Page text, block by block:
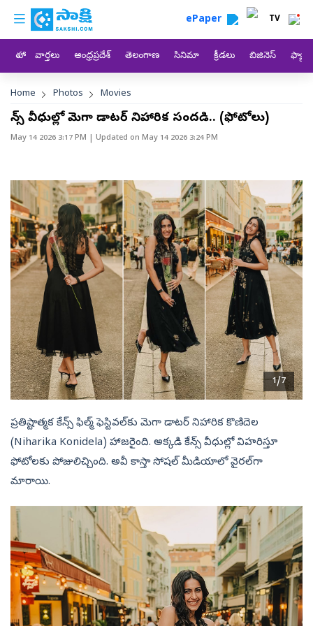
Skip to main content
custom menu ePaper TV
హోం వార్తలు ఆంధ్రప్రదేశ్ తెలంగాణ సినిమా క్రీడలు బిజినెస్
Breadcrumb
Home Photos Movies
కేన్స్ వీధుల్లో మెగా డాటర్ నిహారిక సందడి.. (ఫోటోలు)
May 14 2026 3:17 PM | Updated on May 14 2026 3:24 PM
1/7
ప్రతిష్టాత్మక కేన్స్ ఫిల్మ్ ఫెస్టివల్‌కు మెగా డాటర్ నిహారిక కొణిదెల
(Niharika Konidela) హాజరైంది. అక్కడి కేన్స్ వీధుల్లో విహరిస్తూ
ఫోటోలకు పోజులిచ్చింది. అవీ కాస్తా సోషల్ మీడియాలో వైరల్‌గా
మారాయి.